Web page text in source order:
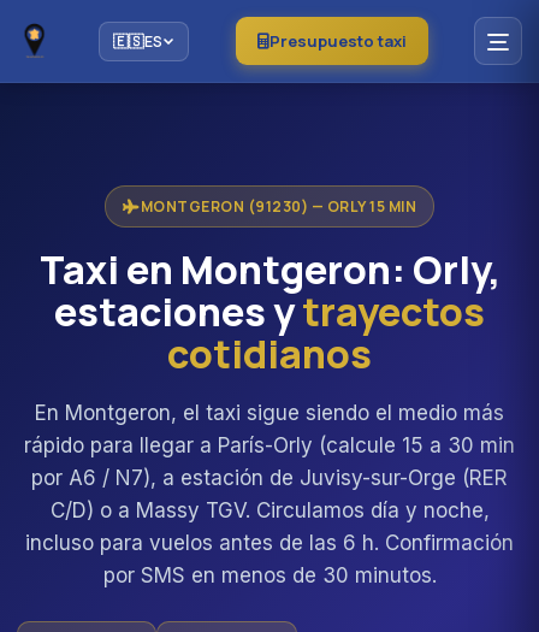
🇪🇸ES Presupuesto taxi
MONTGERON (91230) — ORLY 15 MIN
Taxi en Montgeron: Orly,
estaciones ytrayectos
cotidianos
En Montgeron, el taxi sigue siendo el medio más
rápido para llegar a París-Orly (calcule 15 a 30 min
por A6 / N7), a estación de Juvisy-sur-Orge (RER
C/D) o a Massy TGV. Circulamos día y noche,
incluso para vuelos antes de las 6 h. Confirmación
por SMS en menos de 30 minutos.